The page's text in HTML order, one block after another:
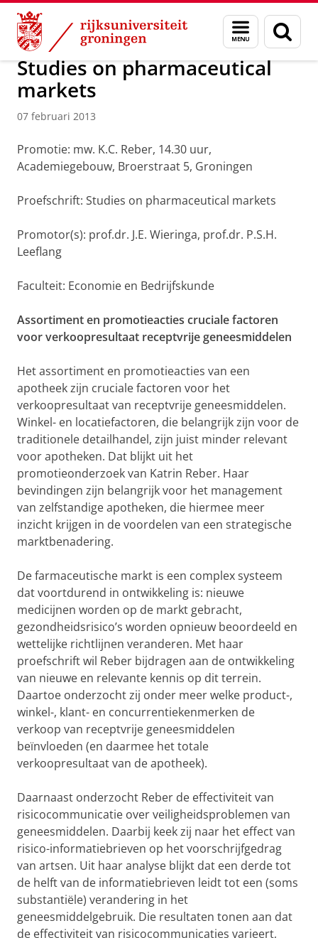
Skip
Content
Skip
Navigation
Menu
en
zoeken
Over ons Actueel Nieuws Nieuwsberichten
Studies on pharmaceutical
markets
07 februari 2013
Promotie: mw. K.C. Reber, 14.30 uur,
Academiegebouw, Broerstraat 5, Groningen
Proefschrift: Studies on pharmaceutical markets
Promotor(s): prof.dr. J.E. Wieringa, prof.dr. P.S.H.
Leeflang
Faculteit: Economie en Bedrijfskunde
Assortiment en promotieacties cruciale factoren
voor verkoopresultaat receptvrije geneesmiddelen
Het assortiment en promotieacties van een
apotheek zijn cruciale factoren voor het
verkoopresultaat van receptvrije geneesmiddelen.
Winkel- en locatiefactoren, die belangrijk zijn voor de
traditionele detailhandel, zijn juist minder relevant
voor apotheken. Dat blijkt uit het
promotieonderzoek van Katrin Reber. Haar
bevindingen zijn belangrijk voor het management
van zelfstandige apotheken, die hiermee meer
inzicht krijgen in de voordelen van een strategische
marktbenadering.
De farmaceutische markt is een complex systeem
dat voortdurend in ontwikkeling is: nieuwe
medicijnen worden op de markt gebracht,
gezondheidsrisico’s worden opnieuw beoordeeld en
wettelijke richtlijnen veranderen. Met haar
proefschrift wil Reber bijdragen aan de ontwikkeling
van nieuwe en relevante kennis op dit terrein.
Daartoe onderzocht zij onder meer welke product-,
winkel-, klant- en concurrentiekenmerken de
verkoop van receptvrije geneesmiddelen
beïnvloeden (en daarmee het totale
verkoopresultaat van de apotheek).
Daarnaast onderzocht Reber de effectiviteit van
risicocommunicatie over veiligheidsproblemen van
geneesmiddelen. Daarbij keek zij naar het effect van
risico-informatiebrieven op het voorschrijfgedrag
van artsen. Uit haar analyse blijkt dat een derde tot
de helft van de informatiebrieven leidt tot een (soms
substantiële) verandering in het
geneesmiddelgebruik. Die resultaten tonen aan dat
de effectiviteit van risicocommunicaties varieert,